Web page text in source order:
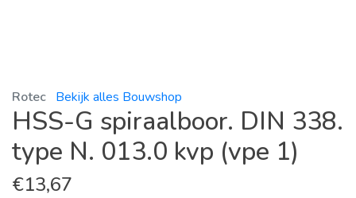
Rotec Bekijk alles Bouwshop
HSS-G spiraalboor. DIN 338.
type N. 013.0 kvp (vpe 1)
€13,67